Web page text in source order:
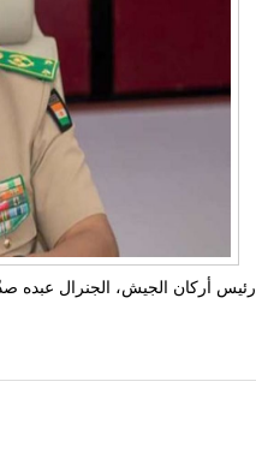
رئيس أركان الجيش، الجنرال عبده